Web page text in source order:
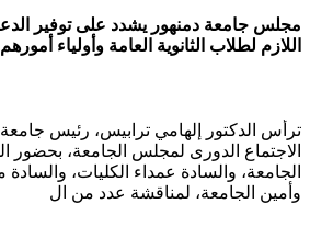
مجلس جامعة دمنهور يشدد على توفير
اللازم لطلاب الثانوية العامة وأولياء
ترأس الدكتور إلهامي ترابيس، رئيس جامعة
الاجتماع الدورى لمجلس الجامعة، بحضور
الجامعة، والسادة عمداء الكليات،
وأمين الجامعة، لمناقشة عدد من ال